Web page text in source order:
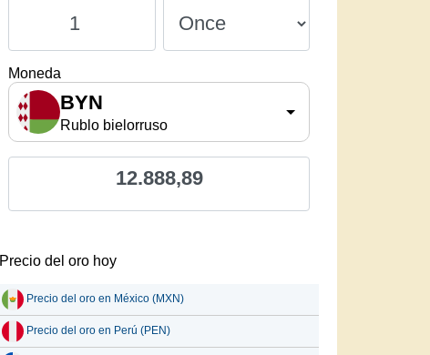
Moneda
BYN
Rublo bielorruso
12.888,89
Precio del oro hoy
Precio del oro en México (MXN)
Precio del oro en Perú (PEN)